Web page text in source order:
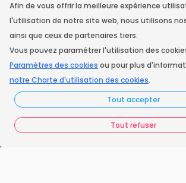
Afin de vous offrir la meilleure expérience
l'utilisation de notre site web, nous utilisons
ainsi que ceux de partenaires tiers.
Vous pouvez paramétrer l'utilisation des
Paramètres des cookies ou pour plus
notre Charte d'utilisation des cookies.
Tout accepter
Tout refuser
Facebook
Instagram
Accueil
Nos engagements